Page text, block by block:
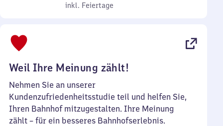
inkl. Feiertage
7
inkl. Feiertage
Weil Ihre Meinung zählt!
Nehmen Sie an unserer
Kundenzufriedenheitsstudie teil und helfen Sie,
Ihren Bahnhof mitzugestalten. Ihre Meinung
zählt – für ein besseres Bahnhofserlebnis.